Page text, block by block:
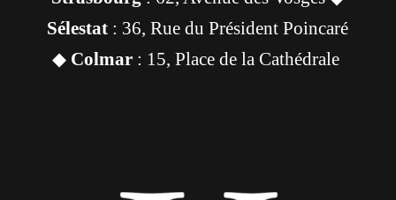
Sélestat : 36, Rue du Président Poincaré
◆ Colmar: 15, Place de la Cathédrale